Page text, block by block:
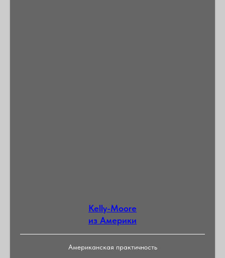
Kelly-Moore
из Америки
Американская практичность